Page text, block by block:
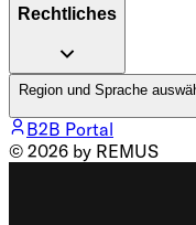
Rechtliches
Region und Sprache
B2B Portal
© 2026 by REMUS